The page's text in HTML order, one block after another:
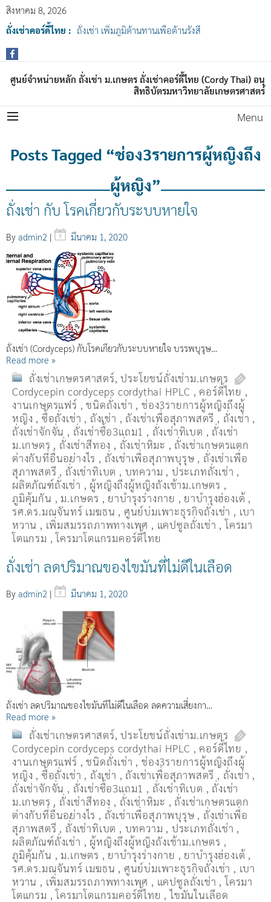
สิงหาคม 8, 2026
ถั่งเช่าคอร์ดี้ไทย : ถั่งเช่า เพิ่มภูมิต้านทานเพื่อต้านรังสี
ศูนย์จำหน่ายหลัก ถั่งเช่า ม.เกษตร ถั่งเช่าคอร์ดี้ไทย (Cordy Thai) อนุ
สิทธิบัตรมหาวิทยาลัยเกษตรศาสตร์
Menu
Posts Tagged “ช่อง3รายการผู้หญิงถึง
ผู้หญิง”
ถั่งเช่า กับ โรคเกี่ยวกับระบบหายใจ
By admin2 | มีนาคม 1, 2020
ถั่งเช่า (Cordyceps) กับโรคเกี่ยวกับระบบหายใจ บรรพบุรุษ…
Read more »
ถั่งเช่าเกษตรศาสตร์,ประโยชน์ถั่งเช่าม.เกษตร
Cordycepin cordyceps cordythai HPLC , คอร์ดี้ไทย ,
งานเกษตรแฟร์ ,ชนิดถั่งเช่า ,ช่อง3รายการผู้หญิงถึงผู้
หญิง , ซื้อถั่งเช่า , ถังเช่า , ถังเช่าเพื่อสุภาพสตรี , ถั่งเช่า ,
ถั่งเช่าจักจั่น , ถั่งเช่าซื้อ3แถม1 , ถั่งเช่าทิเบต , ถั่งเช่า
ม.เกษตร , ถั่งเช่าสีทอง , ถั่งเช่าหิมะ , ถั่งเช่าเกษตรแตก
ต่างกับที่อื่นอย่างไร , ถั่งเช่าเพื่อสุภาพบุรุษ , ถั่งเช่าเพื่อ
สุภาพสตรี , ถั่่งเช่าทิเบต , บทความ , ประเภทถั่งเช่า ,
ผลิตภัณฑ์ถั่งเช่า , ผู้หญิงถึงผู้หญิงถังเช้าม.เกษตร ,
ภูมิคุ้มกัน ,ม.เกษตร , ยาบำรุงร่างกาย , ยาบำรุงฮ่องเต้ ,
รศ.ดร.มณจันทร์ เมฆธน , ศูนย์บ่มเพาะธุรกิจถั่งเช่า , เบา
หวาน , เพิ่มสมรรถภาพทางเพศ , แคปซูลถั่งเช่า ,โครมา
โตแกรม ,โครมาโตแกรมคอร์ดี้ไทย
ถั่งเช่า ลดปริมาณของไขมันที่ไม่ดีในเลือด
By admin2 | มีนาคม 1, 2020
ถั่งเช่า ลดปริมาณของไขมันที่ไม่ดีในเลือด ลดความเสี่ยงกา…
Read more »
ถั่งเช่าเกษตรศาสตร์,ประโยชน์ถั่งเช่าม.เกษตร
Cordycepin cordyceps cordythai HPLC , คอร์ดี้ไทย ,
งานเกษตรแฟร์ ,ชนิดถั่งเช่า ,ช่อง3รายการผู้หญิงถึงผู้
หญิง , ซื้อถั่งเช่า , ถังเช่า , ถังเช่าเพื่อสุภาพสตรี , ถั่งเช่า ,
ถั่งเช่าจักจั่น , ถั่งเช่าซื้อ3แถม1 , ถั่งเช่าทิเบต , ถั่งเช่า
ม.เกษตร , ถั่งเช่าสีทอง , ถั่งเช่าหิมะ , ถั่งเช่าเกษตรแตก
ต่างกับที่อื่นอย่างไร , ถั่งเช่าเพื่อสุภาพบุรุษ , ถั่งเช่าเพื่อ
สุภาพสตรี , ถั่่งเช่าทิเบต , บทความ , ประเภทถั่งเช่า ,
ผลิตภัณฑ์ถั่งเช่า , ผู้หญิงถึงผู้หญิงถังเช้าม.เกษตร ,
ภูมิคุ้มกัน ,ม.เกษตร , ยาบำรุงร่างกาย , ยาบำรุงฮ่องเต้ ,
รศ.ดร.มณจันทร์ เมฆธน , ศูนย์บ่มเพาะธุรกิจถั่งเช่า , เบา
หวาน , เพิ่มสมรรถภาพทางเพศ , แคปซูลถั่งเช่า ,โครมา
โตแกรม ,โครมาโตแกรมคอร์ดี้ไทย ,ไขมันในเลือด